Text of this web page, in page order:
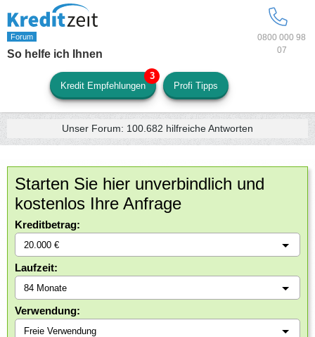
0800 000 98
07
So helfe ich Ihnen
Kredit Empfehlungen Profi Tipps
Unser Forum: 100.682 hilfreiche Antworten
Starten Sie hier unverbindlich und
kostenlos Ihre Anfrage
Kreditbetrag:
Laufzeit:
Verwendung: